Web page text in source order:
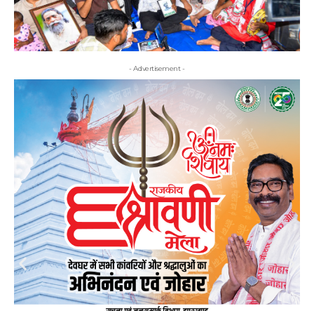
- Advertisement -